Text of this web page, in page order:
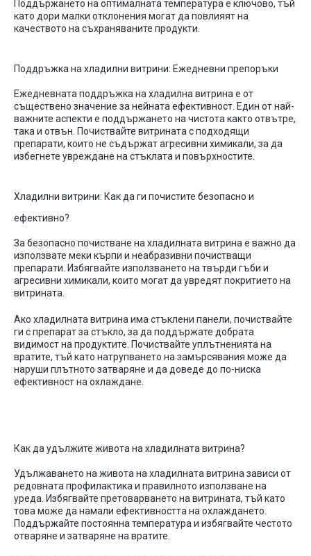
Поддържането на оптималната температура е ключово, тъй
като дори малки отклонения могат да повлияят на
качеството на съхраняваните продукти.
Поддръжка на хладилни витрини: Ежедневни препоръки
Ежедневната поддръжка на хладилна витрина е от
съществено значение за нейната ефективност . Един отнай-
важните аспекти е поддържането на чистота както отвътре,
така и отвън Почиствайте витрината сподходящи
препарати, които не съдържатагресивни химикали, за да
избегнете увреждане на стъклата и повърхностите
Хладилни витрини: Как да ги почистите безопасно и
ефективно?
За безопасно почистване на хладилната витрина е важно да
използвате меки кърпи и неабразивни почистващи
препарати Избягвайте използването на твърди гъби и
агресивни химикали, които могат да увредятпокритието на
витрината
Ако хладилната витрина има стъклени панели, почиствайте
ги спрепаратза стъкло, за да поддържате добрата
видимостна продуктите Почиствайте уплътненията на
вратите, тъй като натрупването на замърсявания може да
наруши плътното затваряне и да доведе до по-ниска
ефективностна охлаждане
Как да удължите живота на хладилната витрина?
Удължаването на живота на хладилната витрина зависи от
редовната профилактика и правилното използване на
уреда Избягвайте претоварването на витрината, тъй като
това може да намали ефективността на охлаждането
Поддържайте постоянна температура и избягвайте честото
отваряне и затваряне на вратите